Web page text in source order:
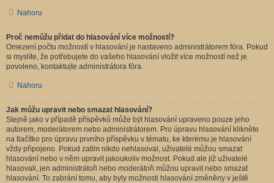
Nahoru
Proč nemůžu přidat do hlasování více možností?
Omezení počtu možností v hlasování je nastaveno administrátorem fóra. Pokud
si myslíte, že potřebujete do vašeho hlasování vložit více možností než je
povoleno, kontaktujte administrátora fóra.
Nahoru
Jak můžu upravit nebo smazat hlasování?
Stejně jako v případě příspěvků může být hlasování upraveno pouze jeho
autorem, moderátorem nebo administrátorem. Pro úpravu hlasování klikněte
na tlačítko pro úpravu prvního příspěvku v tématu, ke kterému je hlasování
vždy připojeno. Pokud zatím nikdo nehlasoval, uživatelé můžou smazat
hlasování nebo v něm upravit jakoukoliv možnost. Pokud ale již uživatelé
hlasovali, jen administrátoři nebo moderátoři můžou upravit nebo smazat
hlasování. To zabrání tomu, aby byly možnosti hlasování změněny v ještě